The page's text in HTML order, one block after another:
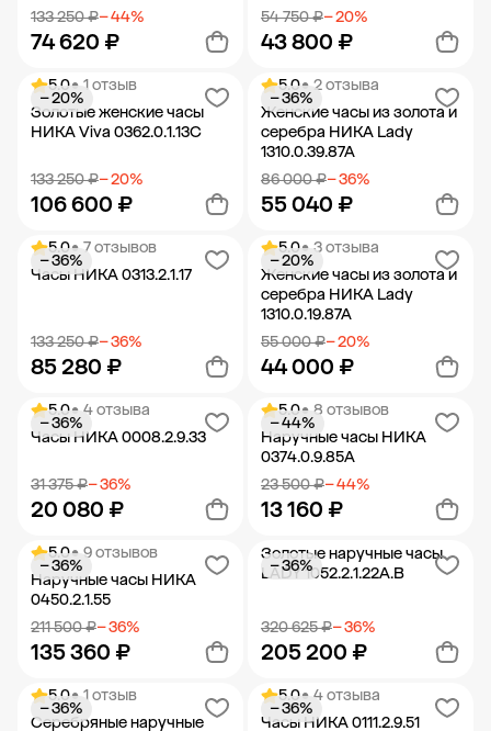
133 250 ₽− 44%
74 620 ₽
Добавить в корзину
54 750 ₽− 20%
43 800 ₽
Добавить в корзину
5.0• 1 отзыв
Золотые женские часы
НИКА Viva 0362.0.1.13C
133 250 ₽− 20%
106 600 ₽
− 20%
Добавить в корзину
5.0• 2 отзыва
Женские часы из золота и
серебра НИКА Lady
1310.0.39.87A
86 000 ₽− 36%
55 040 ₽
− 36%
Добавить в корзину
5.0• 7 отзывов
Часы НИКА 0313.2.1.17
133 250 ₽− 36%
85 280 ₽
− 36%
Добавить в корзину
5.0• 3 отзыва
Женские часы из золота и
серебра НИКА Lady
1310.0.19.87A
55 000 ₽− 20%
44 000 ₽
− 20%
Добавить в корзину
5.0• 4 отзыва
Часы НИКА 0008.2.9.33
31 375 ₽− 36%
20 080 ₽
− 36%
Добавить в корзину
5.0• 8 отзывов
Наручные часы НИКА
0374.0.9.85A
23 500 ₽− 44%
13 160 ₽
− 44%
Добавить в корзину
5.0• 9 отзывов
Наручные часы НИКА
0450.2.1.55
211 500 ₽− 36%
135 360 ₽
− 36%
Добавить в корзину
Золотые наручные часы
LADY 1052.2.1.22A.B
320 625 ₽− 36%
205 200 ₽
− 36%
Добавить в корзину
5.0• 1 отзыв
Серебряные наручные
− 36%
5.0• 4 отзыва
Часы НИКА 0111.2.9.51
− 36%